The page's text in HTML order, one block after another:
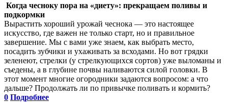
Когда чесноку пора на «диету»: прекращаем поливы и
подкормки
Вырастить хороший урожай чеснока — это настоящее
искусство, где важен не только старт, но и правильное
завершение. Мы с вами уже знаем, как выбрать место,
посадить зубчики и ухаживать за всходами. Но вот грядки
зеленеют, стрелки (у стрелкующихся сортов) уже выломаны и
съедены, а в глубине почвы наливаются силой головки. В
этот момент многие огородники задаются вопросом: а что
дальше? Продолжать ли по привычке поливать и кормить?
0 Подробнее